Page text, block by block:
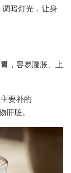
调暗灯光，让身
，容易腹胀、上
要补的
肝脏。